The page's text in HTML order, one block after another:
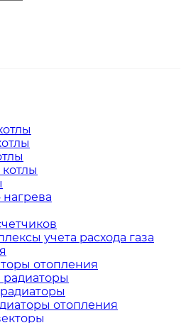
учета расхода газа
отопления
отопления